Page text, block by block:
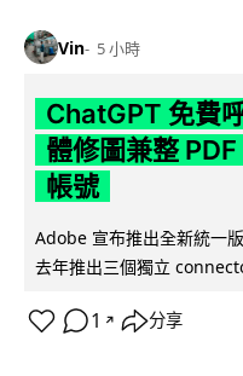
Vin 5 小時
ChatGPT 免費
體修圖兼整
帳號
Adobe 宣布推出全新統一
去年推出三個獨立
1 ↗ 分享